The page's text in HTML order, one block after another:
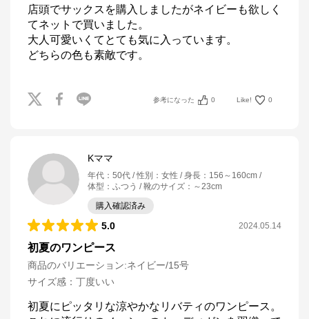
店頭でサックスを購入しましたがネイビーも欲しく
てネットで買いました。
大人可愛いくてとても気に入っています。
どちらの色も素敵です。
参考になった 0 Like! 0
Kママ
年代 ： 50代 性別 ： 女性 身長 ： 156～160cm
体型 ： ふつう 靴のサイズ ： ～23cm
購入確認済み
5.0 2024.05.14
初夏のワンピース
商品のバリエーション:ネイビー/15号
サイズ感 ： 丁度いい
初夏にピッタリな涼やかなリバティのワンピース。